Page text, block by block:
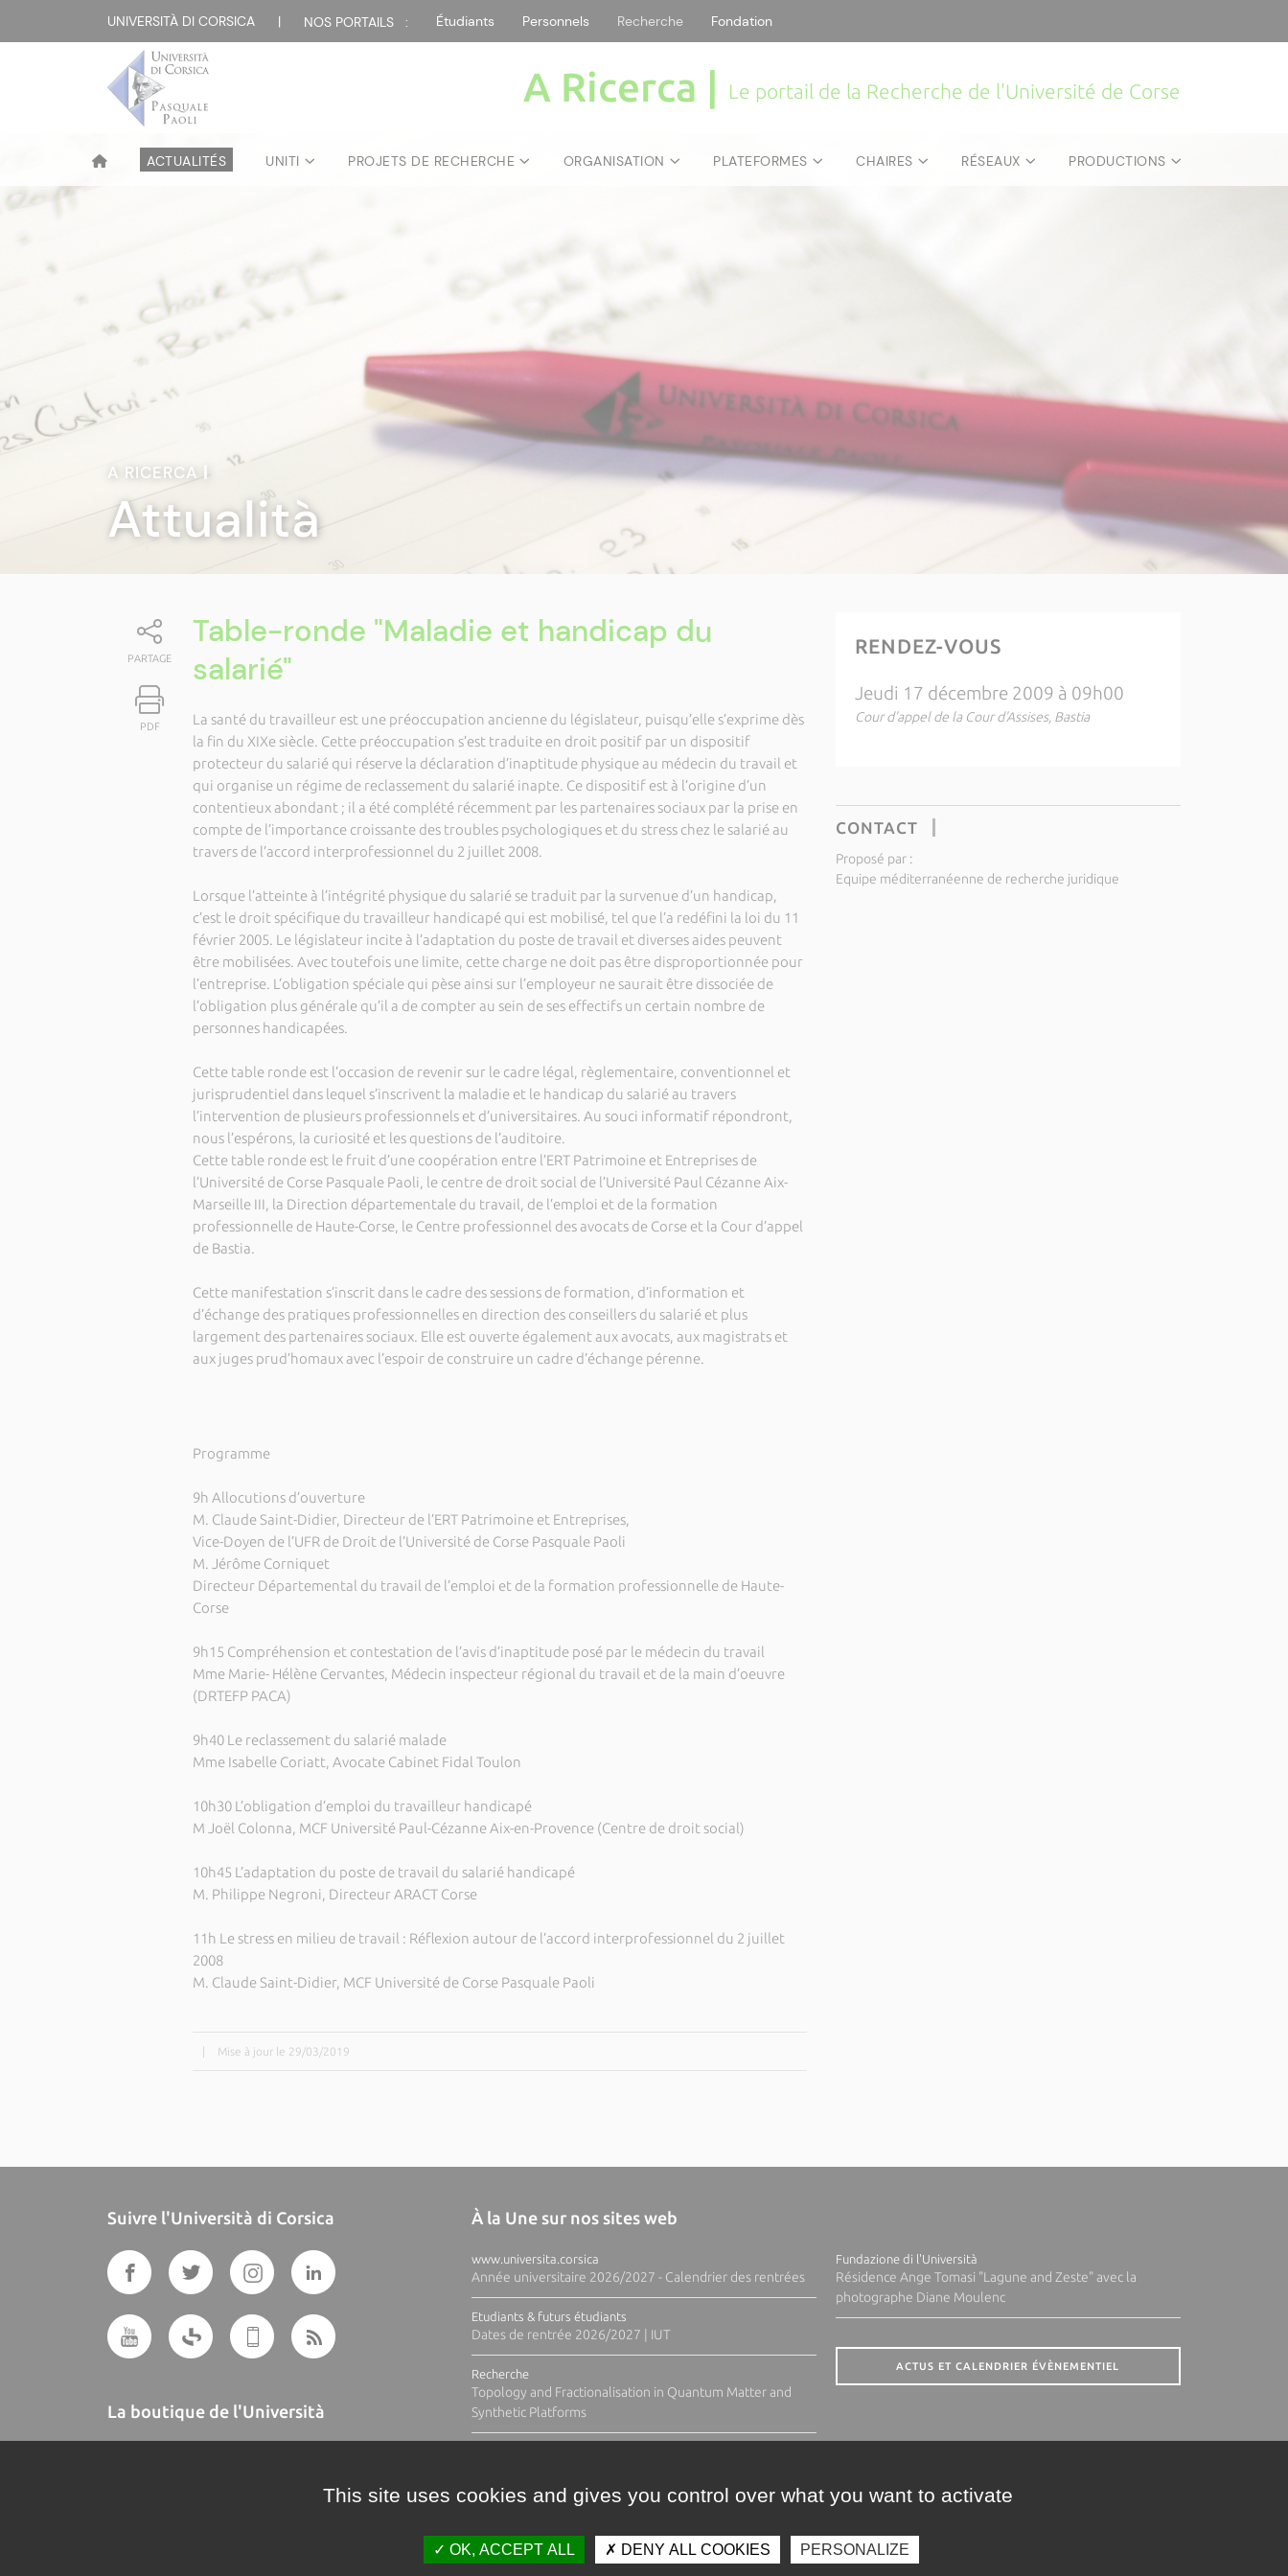
UNIVERSITÀ DI CORSICA | NOS PORTAILS : Étudiants Personnels Recherche Fondation
A Ricerca | Le portail de la Recherche de l'Université de Corse
ACTUALITÉS UNITI PROJETS DE RECHERCHE ORGANISATION PLATEFORMES CHAIRES RÉSEAUX PRODUCTIONS
A RICERCA|
Attualità
PARTAGE
PDF
Table-ronde "Maladie et handicap du
salarié"
La santé du travailleur est une préoccupation ancienne du législateur, puisqu’elle s’exprime dès
la fin du XIXe siècle. Cette préoccupation s’est traduite en droit positif par un dispositif
protecteur du salarié qui réserve la déclaration d’inaptitude physique au médecin du travail et
qui organise un régime de reclassement du salarié inapte. Ce dispositif est à l’origine d’un
contentieux abondant ; il a été complété récemment par les partenaires sociaux par la prise en
compte de l’importance croissante des troubles psychologiques et du stress chez le salarié au
travers de l’accord interprofessionnel du 2 juillet 2008.
Lorsque l’atteinte à l’intégrité physique du salarié se traduit par la survenue d’un handicap,
c’est le droit spécifique du travailleur handicapé qui est mobilisé, tel que l’a redéfini la loi du 11
février 2005. Le législateur incite à l’adaptation du poste de travail et diverses aides peuvent
être mobilisées. Avec toutefois une limite, cette charge ne doit pas être disproportionnée pour
l’entreprise. L’obligation spéciale qui pèse ainsi sur l’employeur ne saurait être dissociée de
l’obligation plus générale qu’il a de compter au sein de ses effectifs un certain nombre de
personnes handicapées.
Cette table ronde est l’occasion de revenir sur le cadre légal, règlementaire, conventionnel et
jurisprudentiel dans lequel s’inscrivent la maladie et le handicap du salarié au travers
l’intervention de plusieurs professionnels et d’universitaires. Au souci informatif répondront,
nous l’espérons, la curiosité et les questions de l’auditoire.
Cette table ronde est le fruit d’une coopération entre l’ERT Patrimoine et Entreprises de
l’Université de Corse Pasquale Paoli, le centre de droit social de l’Université Paul Cézanne Aix-
Marseille III, la Direction départementale du travail, de l’emploi et de la formation
professionnelle de Haute-Corse, le Centre professionnel des avocats de Corse et la Cour d’appel
de Bastia.
Cette manifestation s’inscrit dans le cadre des sessions de formation, d’information et
d’échange des pratiques professionnelles en direction des conseillers du salarié et plus
largement des partenaires sociaux. Elle est ouverte également aux avocats, aux magistrats et
aux juges prud’homaux avec l’espoir de construire un cadre d’échange pérenne.
Programme
9h Allocutions d’ouverture
M. Claude Saint-Didier, Directeur de l’ERT Patrimoine et Entreprises,
Vice-Doyen de l’UFR de Droit de l’Université de Corse Pasquale Paoli
M. Jérôme Corniquet
Directeur Départemental du travail de l’emploi et de la formation professionnelle de Haute-
Corse
9h15 Compréhension et contestation de l’avis d’inaptitude posé par le médecin du travail
Mme Marie- Hélène Cervantes, Médecin inspecteur régional du travail et de la main d’oeuvre
(DRTEFP PACA)
9h40 Le reclassement du salarié malade
Mme Isabelle Coriatt, Avocate Cabinet Fidal Toulon
10h30 L’obligation d’emploi du travailleur handicapé
M Joël Colonna, MCF Université Paul-Cézanne Aix-en-Provence (Centre de droit social)
10h45 L’adaptation du poste de travail du salarié handicapé
M. Philippe Negroni, Directeur ARACT Corse
11h Le stress en milieu de travail : Réflexion autour de l’accord interprofessionnel du 2 juillet
2008
M. Claude Saint-Didier, MCF Université de Corse Pasquale Paoli
Mise à jour le 29/03/2019
RENDEZ-VOUS
Jeudi 17 décembre 2009 à 09h00
Cour d'appel de la Cour d'Assises, Bastia
CONTACT
Proposé par :
Equipe méditerranéenne de recherche juridique
Suivre l'Università di Corsica
La boutique de l'Università
À la Une sur nos sites web
www.universita.corsica
Année universitaire 2026/2027 - Calendrier des rentrées
Etudiants & futurs étudiants
Dates de rentrée 2026/2027 | IUT
Recherche
Topology and Fractionalisation in Quantum Matter and
Synthetic Platforms
Fundazione di l'Università
Résidence Ange Tomasi "Lagune and Zeste" avec la
photographe Diane Moulenc
ACTUS ET CALENDRIER ÉVÈNEMENTIEL
This site uses cookies and gives you control over what you want to activate
OK, ACCEPT ALL DENY ALL COOKIES PERSONALIZE